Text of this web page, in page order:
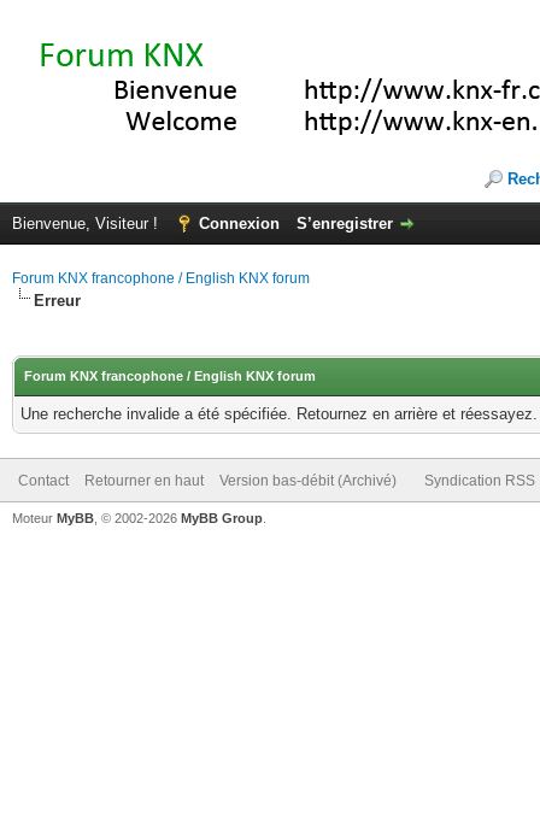
Bienvenue, Visiteur ! Connexion S’enregistrer
Forum KNX francophone / English KNX forum
Erreur
Forum KNX francophone / English KNX forum
Une recherche invalide a été spécifiée. Retournez en arrière et réessayez.
Contact Retourner en haut Version bas-débit (Archivé) Syndication RSS
Moteur MyBB , © 2002-2026 MyBB Group